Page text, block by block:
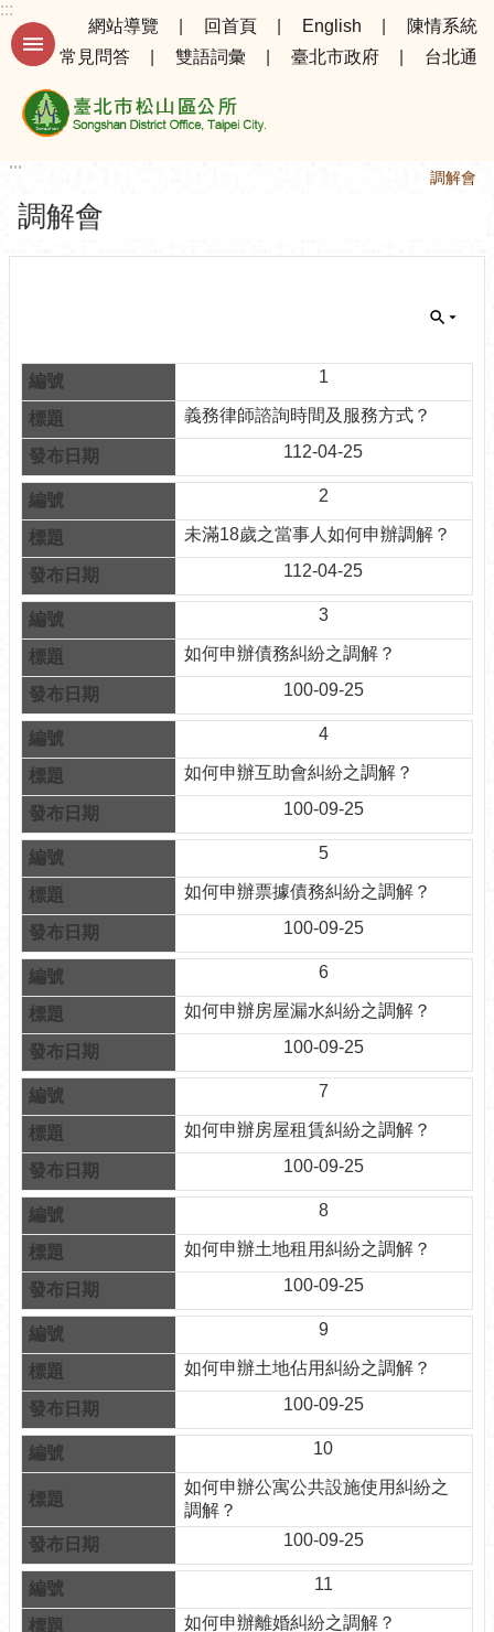
跳到主要內容區塊
進
搜
告
務
專
區
機
關
介
紹
認
識
松
山
為
民
服
務
鄰
里
資
訊
政
府
資
訊
公
開
防
救
災
資
訊
網
（The
Information
of
Disaster
Prevention）
觀
光
休
閒
網
網
相
連
申
請
:::
網站導覽
回首頁 English
陳情系統
常見問答
雙語詞彙 臺北市政府 台北通
:::
:::
調解會
調解會
1
義務律師諮詢時間及服務方式？
112-04-25
2
未滿18歲之當事人如何申辦調解？
112-04-25
3
如何申辦債務糾紛之調解？
100-09-25
4
如何申辦互助會糾紛之調解？
100-09-25
5
如何申辦票據債務糾紛之調解？
100-09-25
6
如何申辦房屋漏水糾紛之調解？
100-09-25
7
如何申辦房屋租賃糾紛之調解？
100-09-25
8
如何申辦土地租用糾紛之調解？
100-09-25
9
如何申辦土地佔用糾紛之調解？
100-09-25
10
如何申辦公寓公共設施使用糾紛之
調解？
100-09-25
11
如何申辦離婚糾紛之調解？